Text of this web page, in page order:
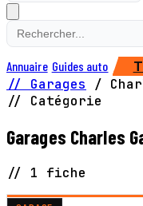
Annuaire Guides auto
// Garages /
// Catégorie
Garages Charles
// 1 fiche